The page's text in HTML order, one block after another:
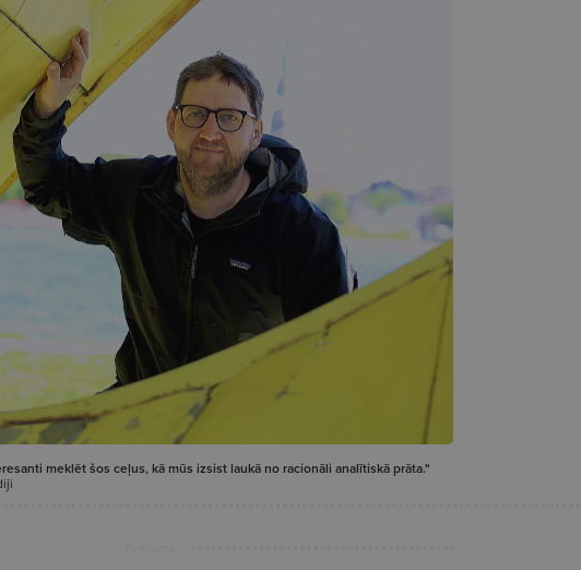
meklēt šos ceļus, kā mūs izsist laukā no racionāli analītiskā prāta."